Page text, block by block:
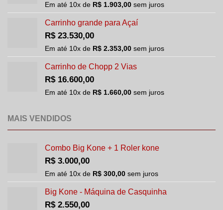
Em até 10x de R$ 1.903,00 sem juros
Carrinho grande para Açaí
R$23.530,00
Em até 10x de R$ 2.353,00 sem juros
Carrinho de Chopp 2 Vias
R$16.600,00
Em até 10x de R$ 1.660,00 sem juros
MAIS VENDIDOS
Combo Big Kone + 1 Roler kone
R$3.000,00
Em até 10x de R$ 300,00 sem juros
Big Kone - Máquina de Casquinha
R$2.550,00